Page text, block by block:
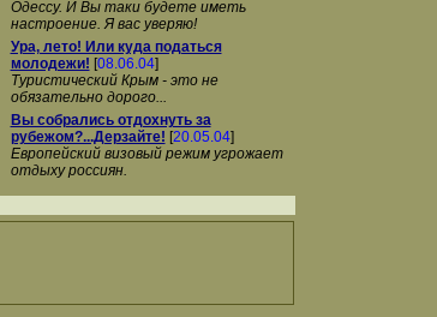
Одессу. И Вы таки будете иметь
настроение. Я вас уверяю!
Ура, лето! Или куда податься
молодежи! [08.06.04]
Туристический Крым - это не
обязательно дорого...
Вы собрались отдохнуть за
рубежом?...Дерзайте! [20.05.04]
Европейский визовый режим угрожает
отдыху россиян.